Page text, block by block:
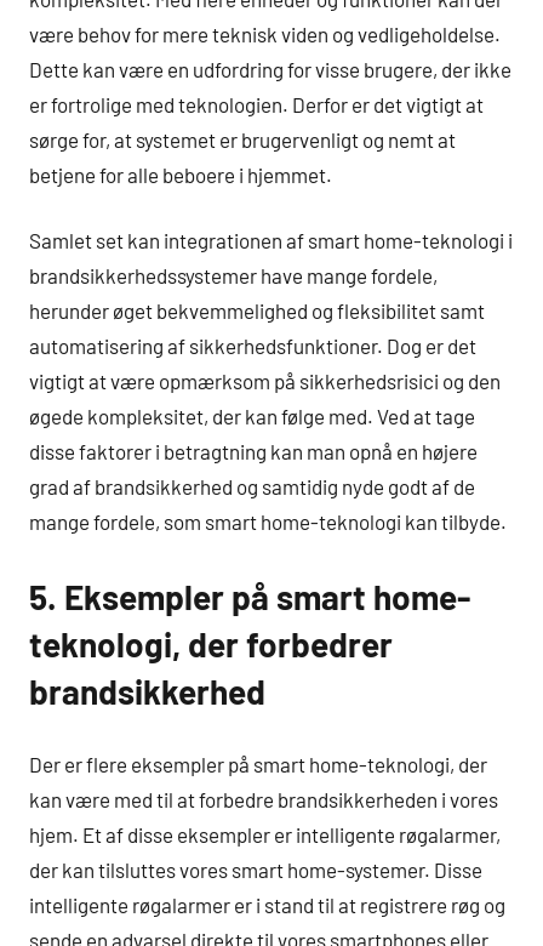
være behov for mere teknisk viden og vedligeholdelse.
Dette kan være en udfordring for visse brugere, der ikke
er fortrolige med teknologien. Derfor er det vigtigt at
sørge for, at systemet er brugervenligt og nemt at
betjene for alle beboere i hjemmet.
Samlet set kan integrationen af smart home-teknologi i
brandsikkerhedssystemer have mange fordele,
herunder øget bekvemmelighed og fleksibilitet samt
automatisering af sikkerhedsfunktioner. Dog er det
vigtigt at være opmærksom på sikkerhedsrisici og den
øgede kompleksitet, der kan følge med. Ved at tage
disse faktorer i betragtning kan man opnå en højere
grad af brandsikkerhed og samtidig nyde godt af de
mange fordele, som smart home-teknologi kan tilbyde.
5. Eksempler på smart home-
teknologi, der forbedrer
brandsikkerhed
Der er flere eksempler på smart home-teknologi, der
kan være med til at forbedre brandsikkerheden i vores
hjem. Et af disse eksempler er intelligente røgalarmer,
der kan tilsluttes vores smart home-systemer. Disse
intelligente røgalarmer er i stand til at registrere røg og
sende en advarsel direkte til vores smartphones eller